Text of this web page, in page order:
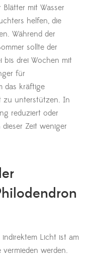
mit Wasser
helfen, die
Während der
sollte der
bis drei Wochen mit
für
das kräftige
zu unterstützen. In
reduziert oder
Zeit weniger
Licht ist am
werden.